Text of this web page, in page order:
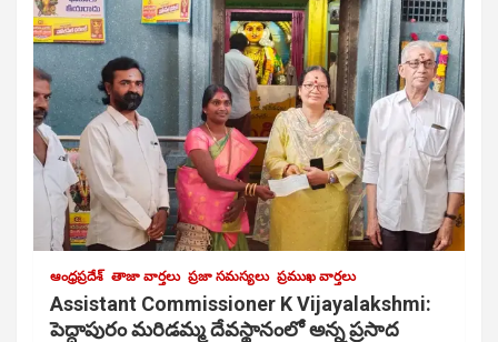
ఆంధ్రప్రదేశ్ తాజా వార్తలు ప్రజా సమస్యలు ప్రముఖ వార్తలు
Assistant Commissioner K Vijayalakshmi:
పెద్దాపురం మరిడమ్మ దేవస్థానంలో అన్న ప్రసాద